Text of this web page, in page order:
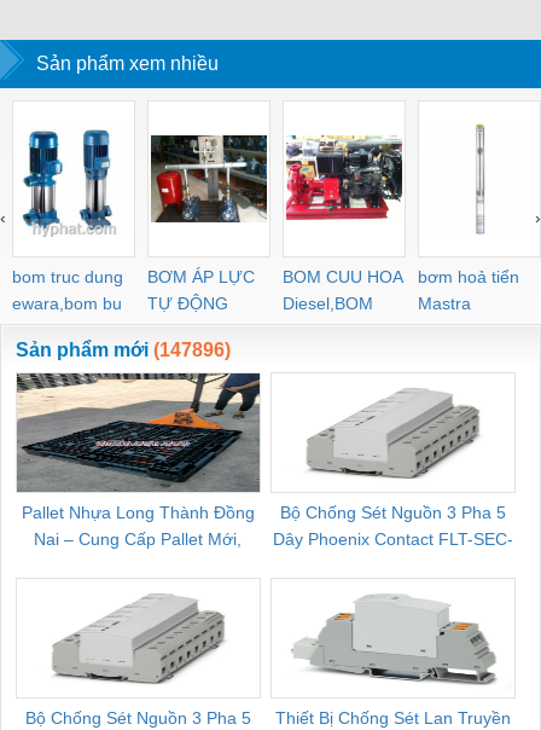
Sản phẩm xem nhiều
bom truc dung
ewara,bom bu
ewara
BƠM ÁP LỰC
TỰ ĐỘNG
BOM CUU HOA
Diesel,BOM
CHUA CHAY
bơm hoả tiển
Mastra
‹ ›
Sản phẩm mới (147896)
Pallet Nhựa Long Thành Đồng
Nai – Cung Cấp Pallet Mới,
Bộ Chống Sét Nguồn 3 Pha 5
Dây Phoenix Contact FLT-SEC-
Bộ Chống Sét Nguồn 3 Pha 5
Thiết Bị Chống Sét Lan Truyền